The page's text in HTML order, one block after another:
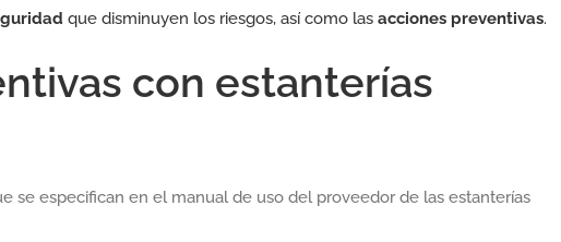
que disminuyen los riesgos, así como las acciones preventivas.
con estanterías
se especifican en el manual de uso del proveedor de las estanterías